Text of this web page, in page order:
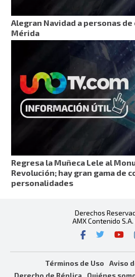
Alegran Navidad a personas
Mérida
Regresa la Muñeca Lele al
Revolución; hay gran gama de
personalidades
Derechos
AMX Contenido S.A.
Términos de Uso
Aviso
Derecho de Réplica
Quiénes